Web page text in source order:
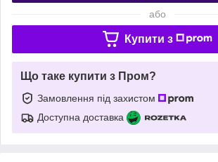
або
Купити з
Що таке купити з Пром?
Замовлення під захистом
Доступна доставка